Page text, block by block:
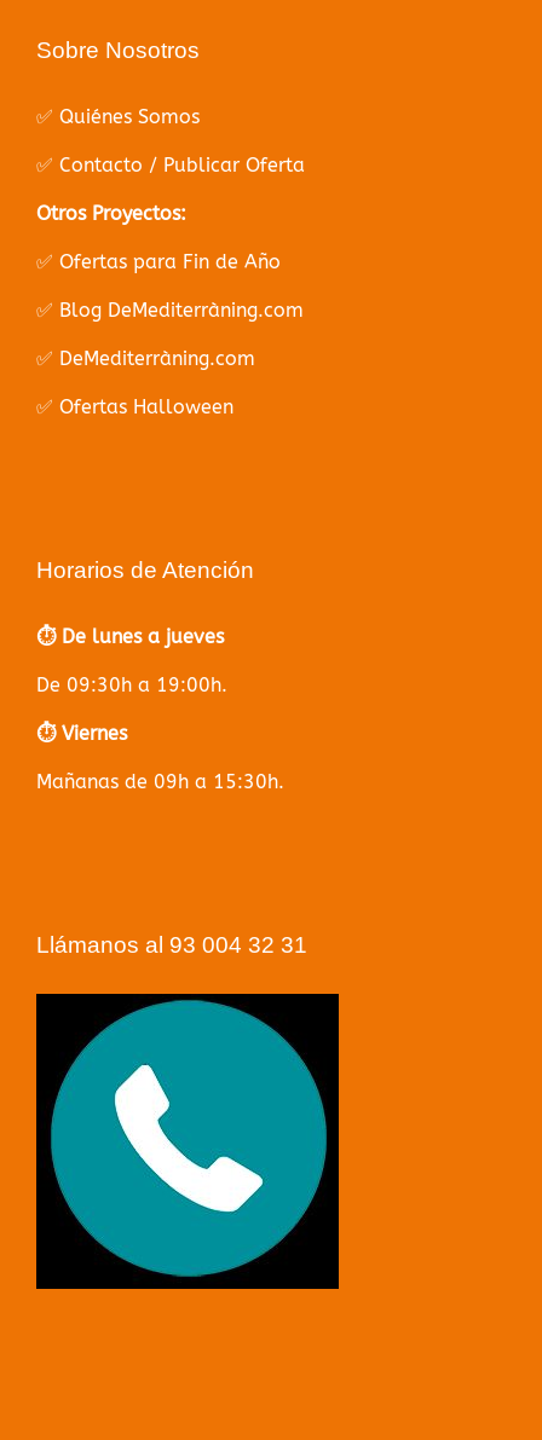
Sobre Nosotros
✅ Quiénes Somos
✅ Contacto / Publicar Oferta
Otros Proyectos:
✅ Ofertas para Fin de Año
✅ Blog DeMediterràning.com
✅ DeMediterràning.com
✅ Ofertas Halloween
Horarios de Atención
⏱️ De lunes a jueves
De 09:30h a 19:00h.
⏱️ Viernes
Mañanas de 09h a 15:30h.
Llámanos al 93 004 32 31